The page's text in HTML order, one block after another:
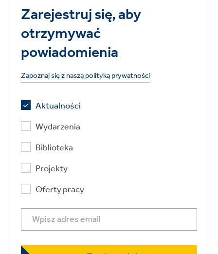
Zarejestruj się, aby
otrzymywać
powiadomienia
Zapoznaj się z naszą polityką prywatności
Aktualności
Wydarzenia
Biblioteka
Projekty
Oferty pracy